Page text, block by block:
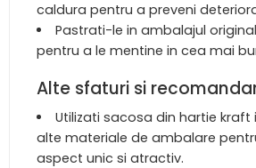
caldura pentru a preveni
Pastrati-le in ambalajul
pentru a le mentine in cea mai
Alte sfaturi si
Utilizati sacosa din hartie
alte materiale de ambalare
aspect unic si atractiv.